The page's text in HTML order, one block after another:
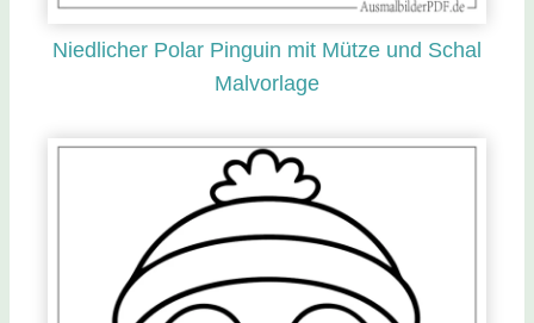
Niedlicher Polar Pinguin mit Mütze und Schal
Malvorlage